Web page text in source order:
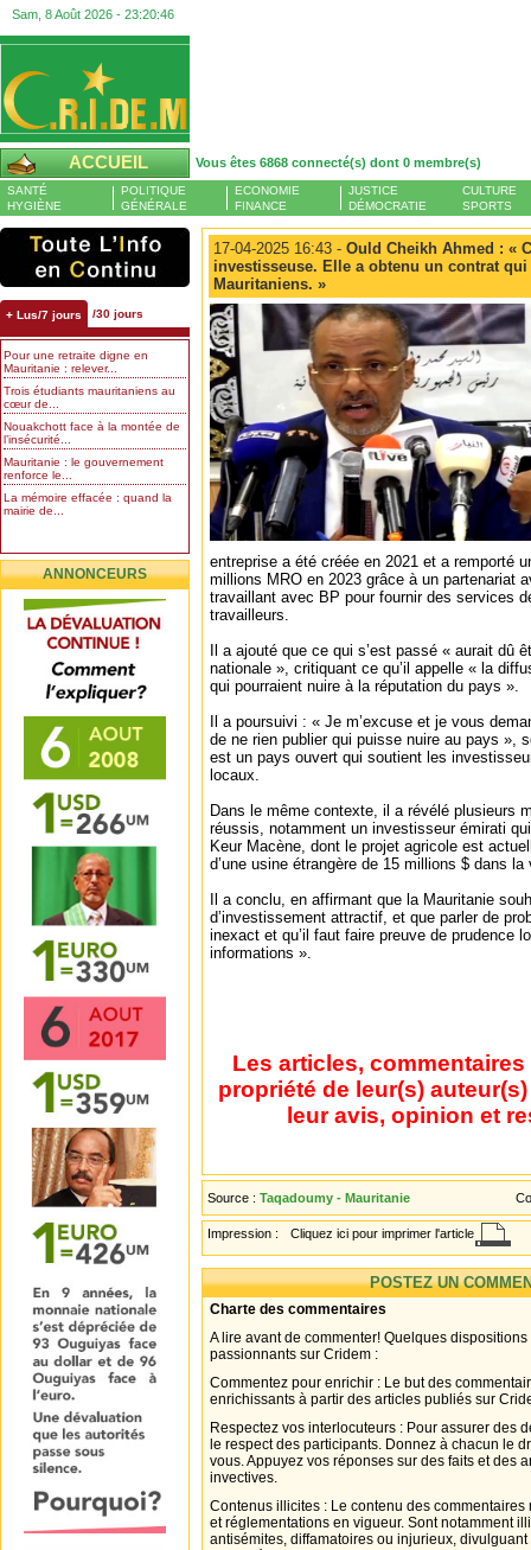
Sam, 8 Août 2026 - 23:20:47
ACCUEIL Vous êtes 6868 connecté(s) dont 0 membre(s)
SANTÉ
HYGIÈNE
POLITIQUE
GÉNÉRALE
ECONOMIE
FINANCE
JUSTICE
DÉMOCRATIE
CULTURE
SPORTS
+ Lus/7 jours /30 jours
Pour une retraite digne en
Mauritanie : relever...
Trois étudiants mauritaniens au
cœur de...
Nouakchott face à la montée de
l’insécurité...
Mauritanie : le gouvernement
renforce le...
La mémoire effacée : quand la
mairie de...
ANNONCEURS
17-04-2025 16:43 - Ould Cheikh Ahmed : «
investisseuse. Elle a obtenu un contrat
Mauritaniens. »
entreprise a été créée en 2021 et a remporté
millions MRO en 2023 grâce à un partenariat
travaillant avec BP pour fournir des services
travailleurs.
Il a ajouté que ce qui s’est passé « aurait dû
nationale », critiquant ce qu’il appelle « la
qui pourraient nuire à la réputation du pays ».
Il a poursuivi : « Je m’excuse et je vous
de ne rien publier qui puisse nuire au pays »,
est un pays ouvert qui soutient les
locaux.
Dans le même contexte, il a révélé plusieurs
réussis, notamment un investisseur émirati
Keur Macène, dont le projet agricole est
d’une usine étrangère de 15 millions $ dans la
Il a conclu, en affirmant que la Mauritanie
d’investissement attractif, et que parler de
inexact et qu’il faut faire preuve de prudence
informations ».
Les articles,
propriété de leur(s)
leur avis, opinion et
Source : Taqadoumy - Mauritanie
Impression : Cliquez ici pour imprimer l'article
POSTEZ UN
Charte des commentaires
A lire avant de commenter! Quelques
passionnants sur Cridem :
Commentez pour enrichir : Le but des
enrichissants à partir des articles publiés sur
Respectez vos interlocuteurs : Pour assurer des
le respect des participants. Donnez à chacun le
vous. Appuyez vos réponses sur des faits et des
invectives.
Contenus illicites : Le contenu des
et réglementations en vigueur. Sont notamment
antisémites, diffamatoires ou injurieux,